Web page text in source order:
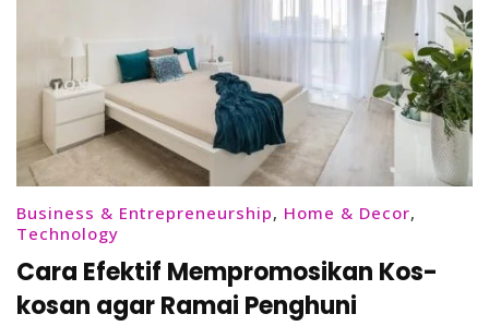
Business & Entrepreneurship, Home & Decor,
Technology
Cara Efektif Mempromosikan Kos-
kosan agar Ramai Penghuni